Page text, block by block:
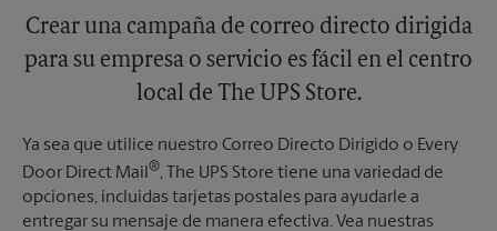
Crear una campaña de correo directo dirigida
para su empresa o servicio es fácil en el centro
local de The UPS Store.
Ya sea que utilice nuestro Correo Directo Dirigido o Every
Door Direct Mail®, The UPS Store tiene una variedad de
opciones, incluidas tarjetas postales para ayudarle a
entregar su mensaje de manera efectiva. Vea nuestras